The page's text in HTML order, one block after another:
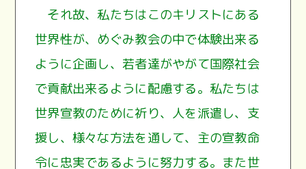
それ故、私たちはこのキリストにある
世界性が、めぐみ教会の中で体験出来る
ように企画し、若者達がやがて国際社会
で貢献出来るように配慮する。私たちは
世界宣教のために祈り、人を派遣し、支
援し、様々な方法を通して、主の宣教命
令に忠実であるように努力する。また世